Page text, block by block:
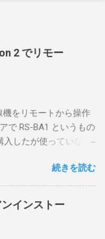
2 でリモー
機をリモートから操作
で RS-BA1 というもの
入したが使っていなか
トから操作できる無
目に使ってみること
ェアだから簡単に動
、ちっともそんなに
続きを読む
インストー